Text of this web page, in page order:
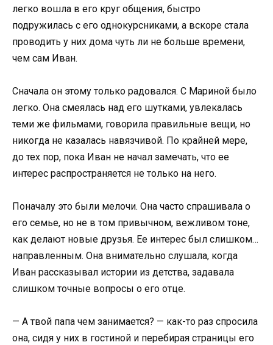
легко вошла в его круг общения, быстро
подружилась с его однокурсниками, а вскоре стала
проводить у них дома чуть ли не больше времени,
чем сам Иван.
Сначала он этому только радовался. С Мариной было
легко. Она смеялась над его шутками, увлекалась
теми же фильмами, говорила правильные вещи, но
никогда не казалась навязчивой. По крайней мере,
до тех пор, пока Иван не начал замечать, что ее
интерес распространяется не только на него.
Поначалу это были мелочи. Она часто спрашивала о
его семье, но не в том привычном, вежливом тоне,
как делают новые друзья. Ее интерес был слишком…
направленным. Она внимательно слушала, когда
Иван рассказывал истории из детства, задавала
слишком точные вопросы о его отце.
— А твой папа чем занимается? — как-то раз спросила
она, сидя у них в гостиной и перебирая страницы его